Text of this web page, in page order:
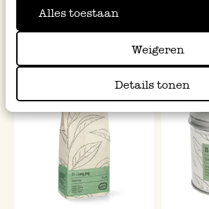
Alles toestaan
Weigeren
Details tonen
8,95